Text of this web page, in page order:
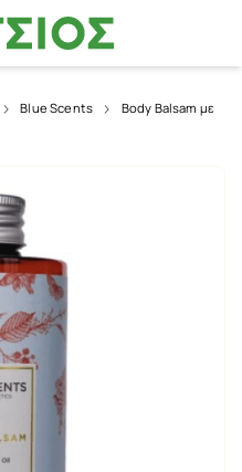
Blue Scents
Body Balsam με